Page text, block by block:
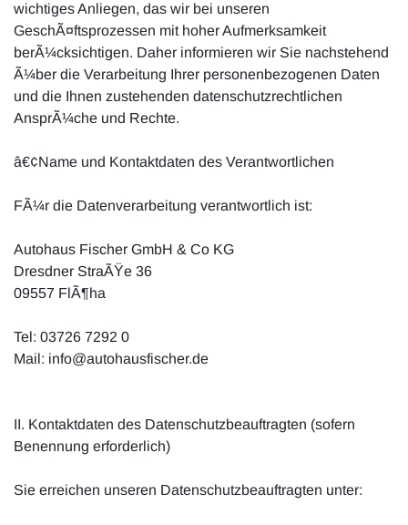
wichtiges Anliegen, das wir bei unseren
GeschÃ¤ftsprozessen mit hoher Aufmerksamkeit
berÃ¼cksichtigen. Daher informieren wir Sie nachstehend
Ã¼ber die Verarbeitung Ihrer personenbezogenen Daten
und die Ihnen zustehenden datenschutzrechtlichen
AnsprÃ¼che und Rechte.
â€¢Name und Kontaktdaten des Verantwortlichen
FÃ¼r die Datenverarbeitung verantwortlich ist:
Autohaus Fischer GmbH & Co KG
Dresdner StraÃŸe 36
09557 FlÃ¶ha
Tel: 03726 7292 0
Mail: info@autohausfischer.de
II. Kontaktdaten des Datenschutzbeauftragten (sofern
Benennung erforderlich)
Sie erreichen unseren Datenschutzbeauftragten unter: